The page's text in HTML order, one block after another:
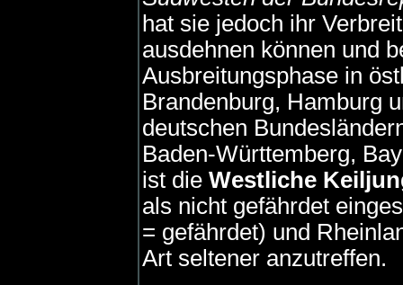
hat sie jedoch ihr
ausdehnen können und
Ausbreitungsphase in
Brandenburg, Hamburg
deutschen
Baden-Württemberg,
ist die Westliche
als nicht gefährdet
= gefährdet) und
Art seltener anzutreffen.